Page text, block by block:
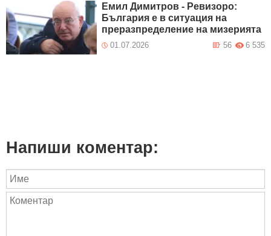
Емил Димитров - Ревизоро:
България е в ситуация на
преразпределение на мизерията
01.07.2026 6 535
56
Напиши коментар: